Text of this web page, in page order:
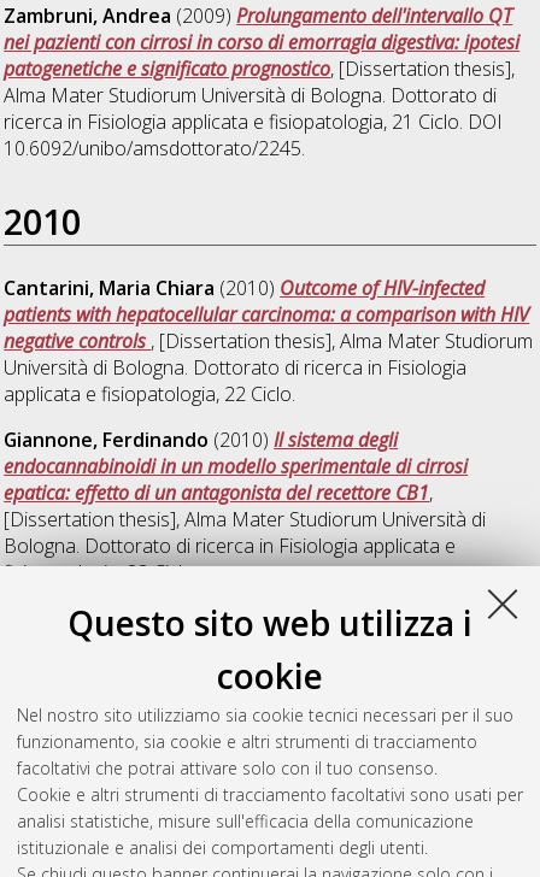
Questo sito web utilizza i
cookie
Nel nostro sito utilizziamo sia cookie tecnici necessari per il suo
funzionamento, sia cookie e altri strumenti di tracciamento
facoltativi che potrai attivare solo con il tuo consenso.
Cookie e altri strumenti di tracciamento facoltativi sono usati per
analisi statistiche, misure sull'efficacia della comunicazione
istituzionale e analisi dei comportamenti degli utenti.
Zambruni, Andrea (2009)Prolungamento dell'intervallo QT
nei pazienti con cirrosi in corso di emorragia digestiva: ipotesi
patogenetiche e significato prognostico, [Dissertation thesis],
Alma Mater Studiorum Università di Bologna. Dottorato di
ricerca in Fisiologia applicata e fisiopatologia, 21 Ciclo. DOI
10.6092/unibo/amsdottorato/2245.
2010
Cantarini, Maria Chiara (2010) Outcome of HIV-infected
patients with hepatocellular carcinoma: a comparison with HIV
negative controls , [Dissertation thesis], Alma Mater Studiorum
Università di Bologna. Dottorato di ricerca in Fisiologia
applicata e fisiopatologia, 22 Ciclo.
Giannone, Ferdinando (2010)Il sistema degli
endocannabinoidi in un modello sperimentale di cirrosi
epatica: effetto di un antagonista del recettore CB1,
[Dissertation thesis], Alma Mater Studiorum Università di
Bologna. Dottorato di ricerca in Fisiologia applicata e
fisiopatologia, 22 Ciclo.
Pacilé, Vincenzo(2010)Sviluppo di un modello sperimentale
di insufficienza epatica acuta post- ischemica nel suino ,
[Dissertation thesis], Alma Mater Studiorum Università di
Bologna. Dottorato di ricerca inFisiologia applicata e
fisiopatologia, 22 Ciclo. DOI
10.6092/unibo/amsdottorato/2804.
Questa lista e' stata generata ilSun Aug 9 20:48:31 2026